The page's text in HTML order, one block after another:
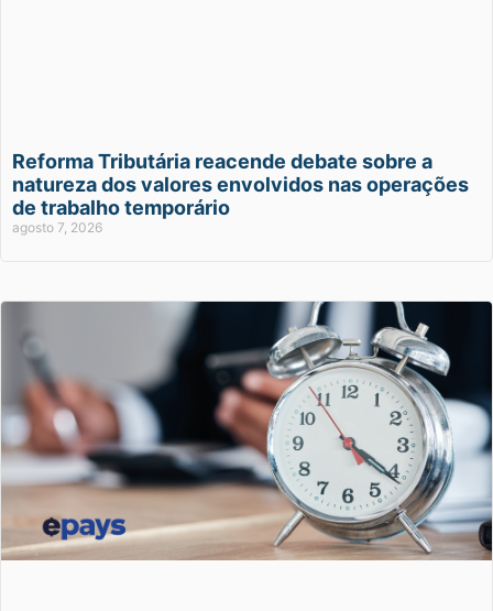
Reforma Tributária reacende debate sobre a
natureza dos valores envolvidos nas operações
de trabalho temporário
agosto 7, 2026